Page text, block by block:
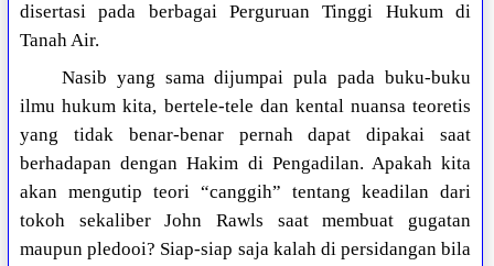
disertasi pada berbagai Perguruan Tinggi Hukum di
Tanah Air.
Nasib yang sama dijumpai pula pada buku-buku
ilmu hukum kita, bertele-tele dan kental nuansa teoretis
yang tidak benar-benar pernah dapat dipakai saat
berhadapan dengan Hakim di Pengadilan. Apakah kita
akan mengutip teori “canggih” tentang keadilan dari
tokoh sekaliber John Rawls saat membuat gugatan
maupun pledooi? Siap-siap saja kalah di persidangan bila